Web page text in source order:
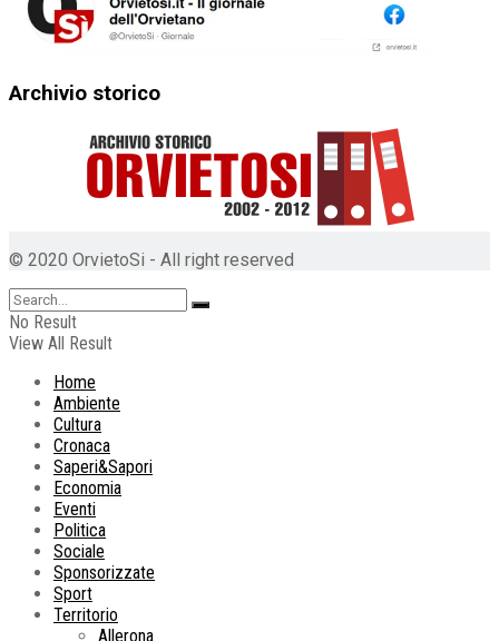
Archivio storico
© 2020 OrvietoSi - All right reserved
No Result
View All Result
Home
Ambiente
Cultura
Cronaca
Saperi&Sapori
Economia
Eventi
Politica
Sociale
Sponsorizzate
Sport
Territorio
Allerona